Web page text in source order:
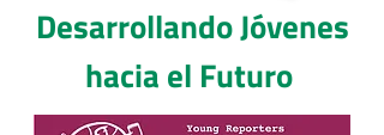
Desarrollando Jóvenes
hacia el Futuro